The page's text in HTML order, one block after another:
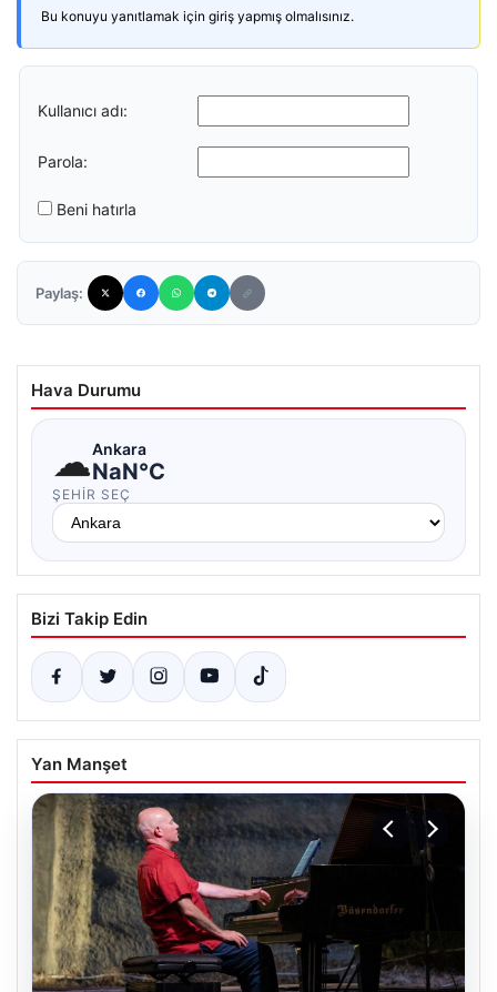
Bu konuyu yanıtlamak için giriş yapmış olmalısınız.
Kullanıcı adı:
Parola:
Beni hatırla
Paylaş:
Hava Durumu
☁Ankara
NaN°C
ŞEHIR SEÇ
Bizi Takip Edin
Yan Manşet